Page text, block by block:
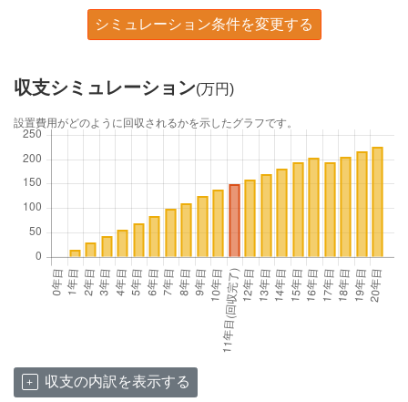
シミュレーション条件を変更する
収支シミュレーション(万円)
設置費用がどのように回収されるかを示したグラフです。
収支の内訳を表示する